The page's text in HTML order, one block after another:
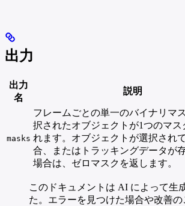
出力
出力
名
説明
masks
フレームごとの単一のバイナリマ
択されたオブジェクトが1つのマス
れます。オブジェクトが選択され
合、またはトラッキングデータが
場合は、ゼロマスクを返します。
このドキュメントは AI によって生
た。エラーを見つけた場合や改善の